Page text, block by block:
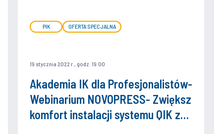
PIK OFERTA SPECJALNA
19 stycznia 2022 r., godz. 19:00
Akademia IK dla Profesjonalistów-
Webinarium NOVOPRESS- Zwiększ
komfort instalacji systemu QIK z